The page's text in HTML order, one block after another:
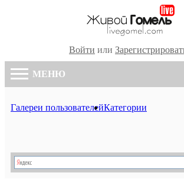
Войти или
МЕНЮ
Галереи пользователейКатегории